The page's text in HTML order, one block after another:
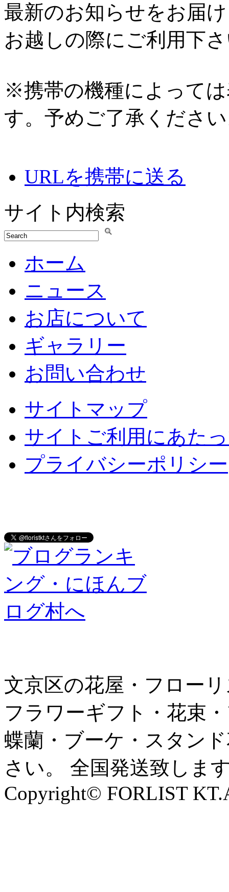
最新のお知らせをお届
お越しの際にご利用下
※携帯の機種によって
す。予めご了承くださ
URLを携帯に送る
サイト内検索
ホーム
ニュース
お店について
ギャラリー
お問い合わせ
サイトマップ
サイトご利用にあた
プライバシーポリシー
文京区の花屋・フロー
フラワーギフト・花束
蝶蘭・ブーケ・スタン
さい。 全国発送致しま
Copyright© FORLIST